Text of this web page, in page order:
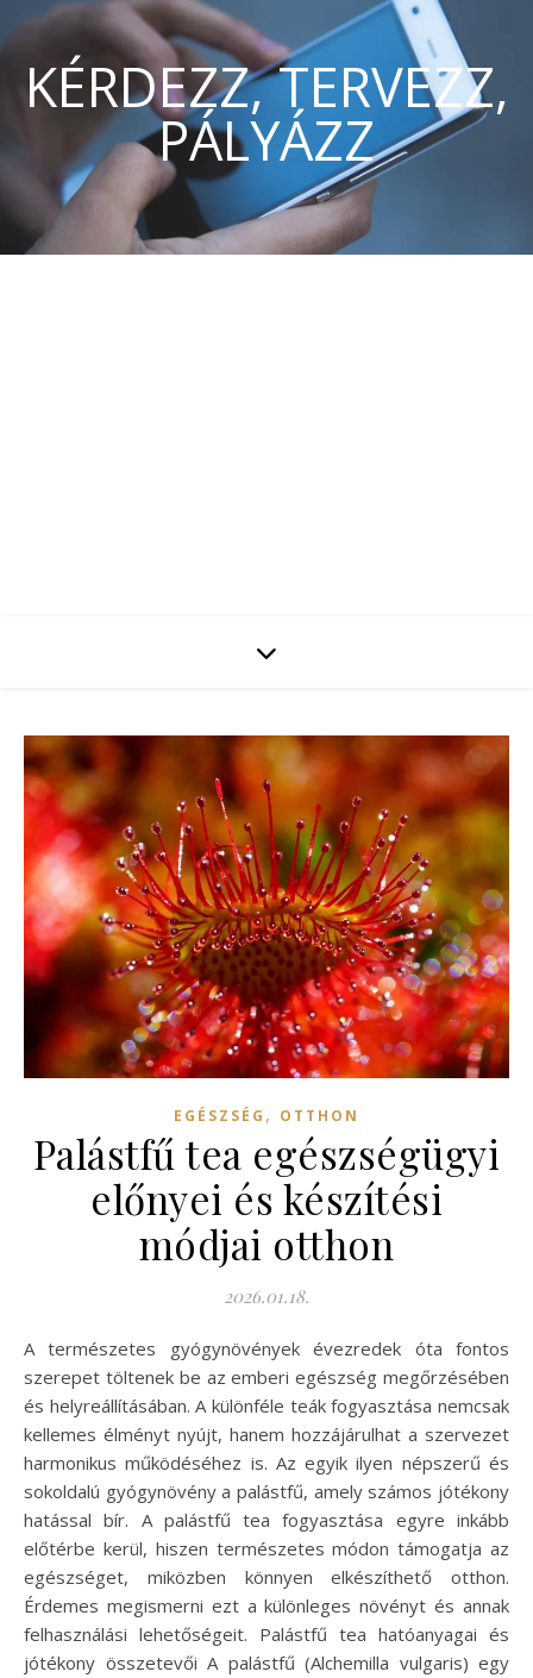
KÉRDEZZ, TERVEZZ,
PÁLYÁZZ
EGÉSZSÉG , OTTHON
Palástfű tea egészségügyi
előnyei és készítési
módjai otthon
2026.01.18.
A természetes gyógynövények évezredek óta fontos
szerepet töltenek be az emberi egészség megőrzésében
és helyreállításában. A különféle teák fogyasztása nemcsak
kellemes élményt nyújt, hanem hozzájárulhat a szervezet
harmonikus működéséhez is. Az egyik ilyen népszerű és
sokoldalú gyógynövény a palástfű, amely számos jótékony
hatással bír. A palástfű tea fogyasztása egyre inkább
előtérbe kerül, hiszen természetes módon támogatja az
egészséget, miközben könnyen elkészíthető otthon.
Érdemes megismerni ezt a különleges növényt és annak
felhasználási lehetőségeit. Palástfű tea hatóanyagai és
jótékony összetevői A palástfű (Alchemilla vulgaris) egy